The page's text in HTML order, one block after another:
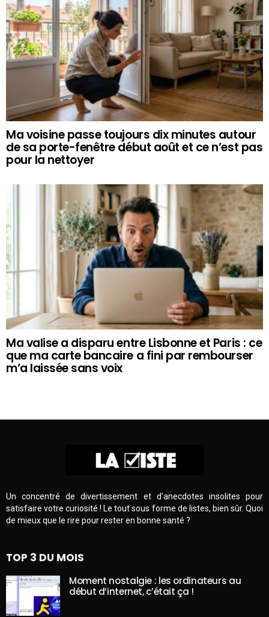
Ma voisine passe toujours dix minutes autour
de sa porte-fenêtre début août et ce n’est pas
pour la nettoyer
Ma valise a disparu entre Lisbonne et Paris : ce
que ma carte bancaire a fini par rembourser
m’a laissée sans voix
Un concentré de divertissement et d’anecdotes insolites pour
satisfaire votre curiosité ! Le tout sous forme de listes, bien sûr. Quoi
de mieux que le rire pour rester en bonne santé ?
TOP 3 DU MOIS
Moment nostalgie : les ordinateurs au
début d’internet, c’était ça !